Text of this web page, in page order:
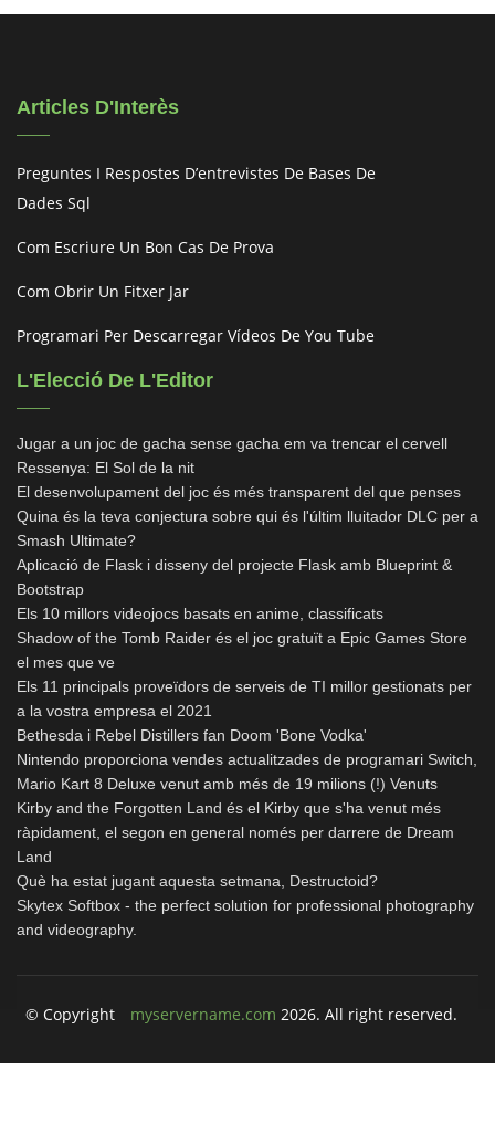
Articles D'Interès
Preguntes I Respostes D’entrevistes De Bases De
Dades Sql
Com Escriure Un Bon Cas De Prova
Com Obrir Un Fitxer Jar
Programari Per Descarregar Vídeos De You Tube
L'Elecció De L'Editor
Jugar a un joc de gacha sense gacha em va trencar el cervell
Ressenya: El Sol de la nit
El desenvolupament del joc és més transparent del que penses
Quina és la teva conjectura sobre qui és l'últim lluitador DLC per a
Smash Ultimate?
Aplicació de Flask i disseny del projecte Flask amb Blueprint &
Bootstrap
Els 10 millors videojocs basats en anime, classificats
Shadow of the Tomb Raider és el joc gratuït a Epic Games Store
el mes que ve
Els 11 principals proveïdors de serveis de TI millor gestionats per
a la vostra empresa el 2021
Bethesda i Rebel Distillers fan Doom 'Bone Vodka'
Nintendo proporciona vendes actualitzades de programari Switch,
Mario Kart 8 Deluxe venut amb més de 19 milions (!) Venuts
Kirby and the Forgotten Land és el Kirby que s'ha venut més
ràpidament, el segon en general només per darrere de Dream
Land
Què ha estat jugant aquesta setmana, Destructoid?
Skytex Softbox - the perfect solution for professional photography
and videography.
© Copyright myservername.com 2026. All right reserved.